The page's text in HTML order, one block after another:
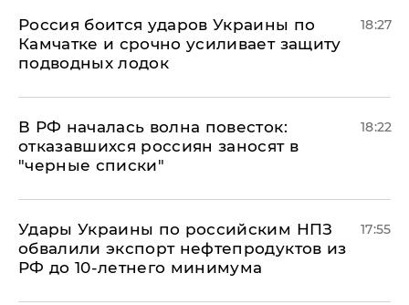
Россия боится ударов Украины по
Камчатке и срочно усиливает защиту
подводных лодок
18:27
​В РФ началась волна повесток:
отказавшихся россиян заносят в
"черные списки"
18:22
Удары Украины по российским НПЗ
обвалили экспорт нефтепродуктов из
РФ до 10-летнего минимума
17:55